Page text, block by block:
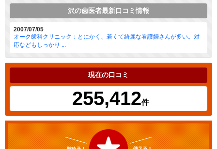
沢の歯医者最新口コミ情報
2007/07/05
オーク歯科クリニック：とにかく、若くて綺麗な看護婦さんが多い。対
応などもしっかり ...
現在の口コミ
255,412件